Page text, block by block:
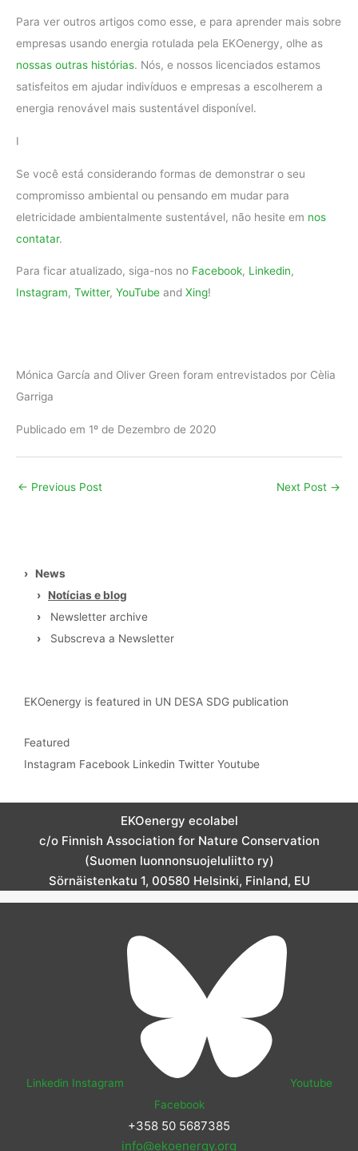
Para ver outros artigos como esse, e para aprender mais sobre
empresas usando energia rotulada pela EKOenergy, olhe as
nossas outras histórias. Nós, e nossos licenciados estamos
satisfeitos em ajudar indivíduos e empresas a escolherem a
energia renovável mais sustentável disponível.
I
Se você está considerando formas de demonstrar o seu
compromisso ambiental ou pensando em mudar para
eletricidade ambientalmente sustentável, não hesite em nos
contatar.
Para ficar atualizado, siga-nos no Facebook, Linkedin,
Instagram, Twitter, YouTube and Xing!
Mónica García and Oliver Green foram entrevistados por Cèlia
Garriga
Publicado em 1º de Dezembro de 2020
← Previous Post Next Post →
›
News
›
Notícias e blog
›
Newsletter archive
›
Subscreva a Newsletter
EKOenergy is featured in UN DESA SDG publication
Featured
Instagram Facebook Linkedin Twitter Youtube
EKOenergy ecolabel
c/o Finnish Association for Nature Conservation
(Suomen luonnonsuojeluliitto ry)
Sörnäistenkatu 1, 00580 Helsinki, Finland, EU
Linkedin Instagram
Youtube
Facebook
+358 50 5687385
info@ekoenergy.org